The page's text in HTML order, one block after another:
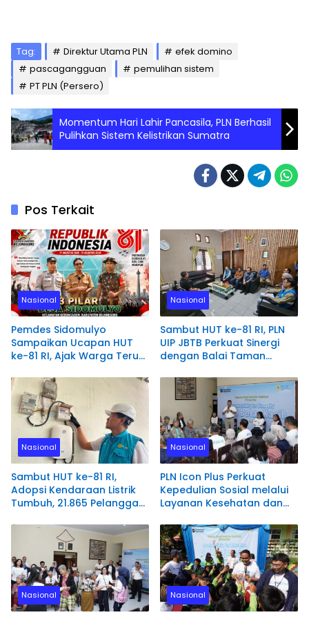
Tag: Direktur Utama PLN
efek domino
pascagangguan
pemulihan sistem
PT PLN (Persero)
Momentum Hari Lahir Pancasila, PLN Berhasil
Pulihkan Sistem Kelistrikan Sumatra
Pos Terkait
Nasional
Pemdes Sidomulyo
Sampaikan Ucapan HUT
ke-81 RI, Ajak Warga Terus
Desa
Nasional
Sambut HUT ke-81 RI, PLN
UIP JBTB Perkuat Sinergi
dengan Balai Taman
Kajian Rencana Proyek
SUTET 500 kV Paiton–
Watudodol/Kalipuro
Nasional
Sambut HUT ke-81 RI,
Adopsi Kendaraan Listrik
Tumbuh, 21.865 Pelanggan
Charging Services PLN
pada Semester I 2026
Nasional
PLN Icon Plus Perkuat
Kepedulian Sosial melalui
Layanan Kesehatan dan
bagi Lansia di Malang
Nasional Nasional